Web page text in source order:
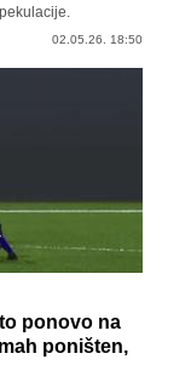
02.05.26. 18:50
ponovo na
poništen,